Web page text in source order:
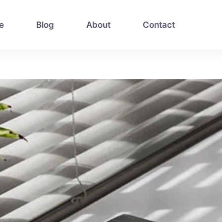
Blog About Contact